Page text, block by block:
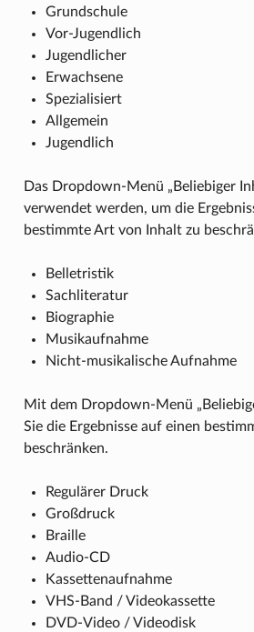
Grundschule
Vor-Jugendlich
Jugendlicher
Erwachsene
Spezialisiert
Allgemein
Jugendlich
Das Dropdown-Menü „Beliebiger
verwendet werden, um die
bestimmte Art von Inhalt zu
Belletristik
Sachliteratur
Biographie
Musikaufnahme
Nicht-musikalische Aufnahme
Mit dem Dropdown-Menü
Sie die Ergebnisse auf einen
beschränken.
Regulärer Druck
Großdruck
Braille
Audio-CD
Kassettenaufnahme
VHS-Band / Videokassette
DVD-Video / Videodisk